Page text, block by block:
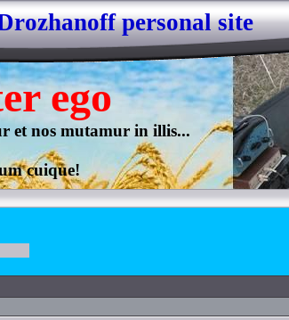
personal site
ego
et nos mutamur in illis...
cuique!